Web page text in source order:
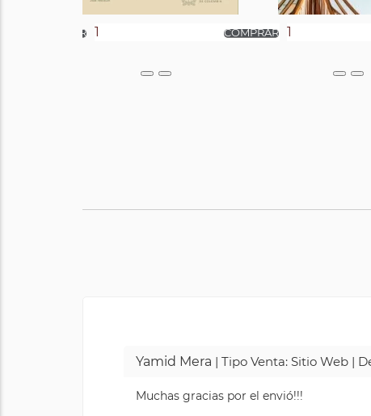
Yamid Mera | Tipo Venta: Sitio Web |
Muchas gracias por el envió!!!